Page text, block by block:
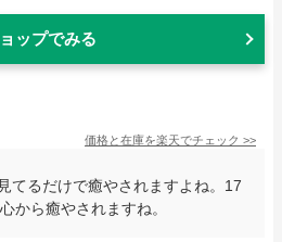
ップでみる
価格と在庫を楽天でチェック >>
てるだけで癒やされますよね。17
から癒やされますね。